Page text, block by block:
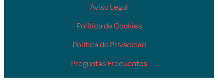
Aviso Legal
Política de Cookies
Política de Privacidad
Preguntas Frecuentes